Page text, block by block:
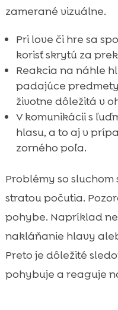
zamerané vizuálne.
Pri love či hre sa
korisť skrytú za
Reakcia na náhle
padajúce
životne dôležitá v
V komunikácii s
hlasu, a to aj v
zorného poľa.
Problémy so
stratou počutia.
pohybe. Napríklad
nakláňanie hlavy
Preto je dôležité
pohybuje a reaguje